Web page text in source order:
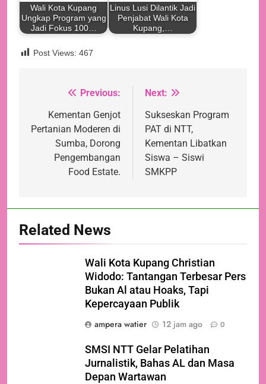
Wali Kota Kupang
Ungkap Program yang
Jadi Fokus 100…
Linus Lusi Dilantik Jadi
Penjabat Wali Kota
Kupang,…
Post Views: 467
Navigasi
pos
Previous:
Kementan Genjot
Pertanian Moderen di
Sumba, Dorong
Pengembangan
Food Estate.
Next:
Sukseskan Program
PAT di NTT,
Kementan Libatkan
Siswa – Siswi
SMKPP
Related News
Wali Kota Kupang Christian
Widodo: Tantangan Terbesar Pers
Bukan Al atau Hoaks, Tapi
Kepercayaan Publik
ampera watier
12 jam ago 0
SMSI NTT Gelar Pelatihan
Jurnalistik, Bahas AL dan Masa
Depan Wartawan